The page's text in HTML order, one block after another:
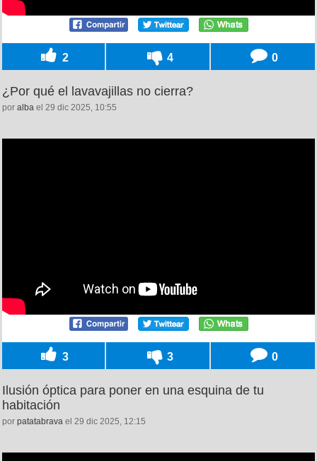
2 4 0
¿Por qué el lavavajillas no cierra?
por alba el 29 dic 2025, 10:55
3 3 0
Ilusión óptica para poner en una esquina de tu
habitación
por patatabrava el 29 dic 2025, 12:15